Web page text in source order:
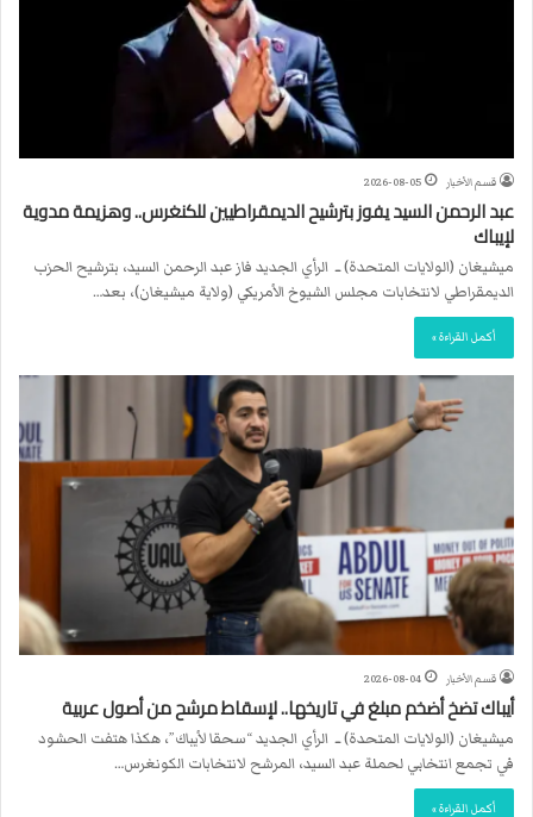
قسم الأخبار 2026-08-05
عبد الرحمن السيد يفوز بترشيح الديمقراطيين للكنغرس.. وهزيمة مدوية
لإيباك
ميشيغان (الولايات المتحدة) ــ الرأي الجديد فاز عبد الرحمن السيد، بترشيح الحزب
الديمقراطي لانتخابات مجلس الشيوخ الأمريكي (ولاية ميشيغان)، بعد…
أكمل القراءة »
قسم الأخبار 2026-08-04
أيباك تضخ أضخم مبلغ في تاريخها.. لإسقاط مرشح من أصول عربية
ميشيغان (الولايات المتحدة) ــ الرأي الجديد “سحقا لأيباك”، هكذا هتفت الحشود
في تجمع انتخابي لحملة عبد السيد، المرشح لانتخابات الكونغرس…
أكمل القراءة »